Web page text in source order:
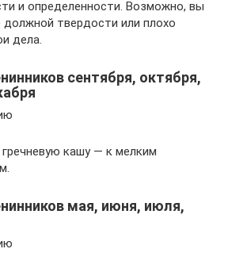
и определенности. Возможно, вы
должной твердости или плохо
дела.
сентября, октября,
кашу — к мелким
мая, июня, июля,